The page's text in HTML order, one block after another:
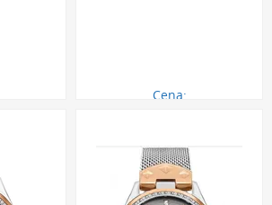
Cena: